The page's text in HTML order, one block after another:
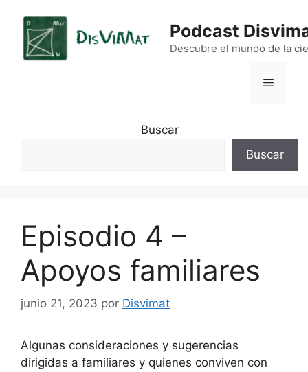
contenido
Podcast
Descubre el mundo de la
Menú
Buscar
Buscar
Episodio 4 –
Apoyos familiares
junio 21, 2023 por Disvimat
Algunas consideraciones y sugerencias
dirigidas a familiares y quienes conviven con